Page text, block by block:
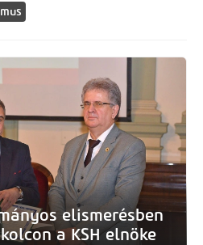
elismerésben
a KSH elnöke